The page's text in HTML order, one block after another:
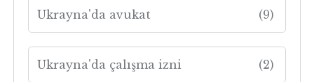
Ukrayna'da avukat (9)
Ukrayna'da çalışma izni (2)